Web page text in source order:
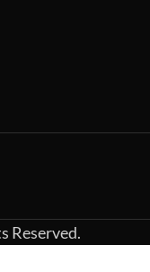
Reserved.